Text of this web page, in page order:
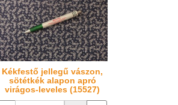
Kékfestő jellegű vászon,
sötétkék alapon apró
virágos-leveles (15527)